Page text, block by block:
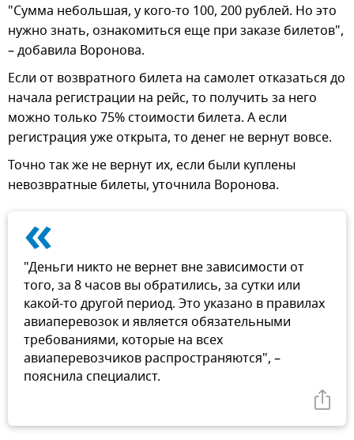
"Сумма небольшая, у кого-то 100, 200 рублей. Но это
нужно знать, ознакомиться еще при заказе билетов",
– добавила Воронова.
Если от возвратного билета на самолет отказаться до
начала регистрации на рейс, то получить за него
можно только 75% стоимости билета. А если
регистрация уже открыта, то денег не вернут вовсе.
Точно так же не вернут их, если были куплены
невозвратные билеты, уточнила Воронова.
«
"Деньги никто не вернет вне зависимости от
того, за 8 часов вы обратились, за сутки или
какой-то другой период. Это указано в правилах
авиаперевозок и является обязательными
требованиями, которые на всех
авиаперевозчиков распространяются", –
пояснила специалист.